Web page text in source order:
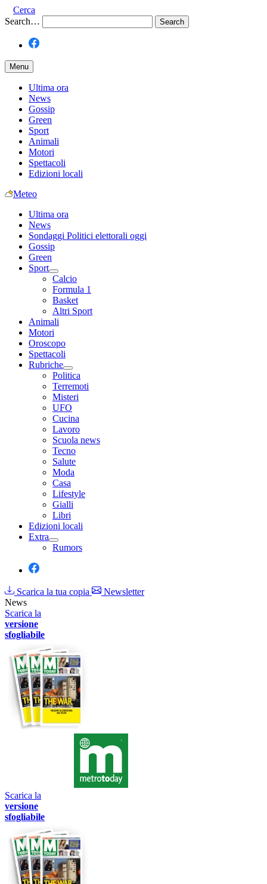
Cerca
Search…
Menu
Ultima ora
News
Gossip
Green
Sport
Animali
Motori
Spettacoli
Edizioni locali
Meteo
Ultima ora
News
Sondaggi Politici elettorali oggi
Gossip
Green
Sport
Calcio
Formula 1
Basket
Altri Sport
Animali
Motori
Oroscopo
Spettacoli
Rubriche
Politica
Terremoti
Misteri
UFO
Cucina
Lavoro
Scuola news
Tecno
Salute
Moda
Casa
Lifestyle
Gialli
Libri
Edizioni locali
Extra
Rumors
Scarica la tua copia
Newsletter
News
Scarica la
versione
sfogliabile
Scarica la
versione
sfogliabile